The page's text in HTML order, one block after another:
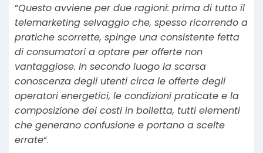
“Questo avviene per due ragioni: prima di tutto il
telemarketing selvaggio che, spesso ricorrendo a
pratiche scorrette, spinge una consistente fetta
di consumatori a optare per offerte non
vantaggiose. In secondo luogo la scarsa
conoscenza degli utenti circa le offerte degli
operatori energetici, le condizioni praticate e la
composizione dei costi in bolletta, tutti elementi
che generano confusione e portano a scelte
errate“.